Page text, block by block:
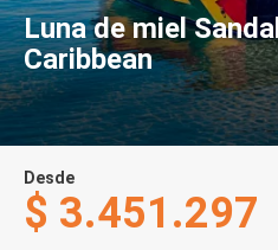
Luna de miel
Caribbean
Desde
$ 3.451.297